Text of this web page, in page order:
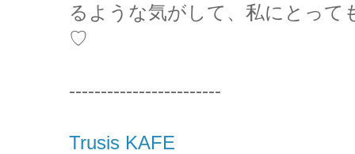
るような気がして、私にとっ
♡
------------------------
Trusis KAFE